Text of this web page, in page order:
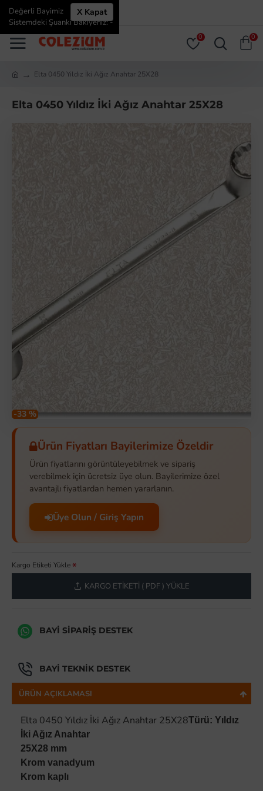
ÜYE GIRIŞI ÜYE OL
0 0
X Kapat
Değerli Bayimiz
Sistemdeki Şuanki Bakiyeniz: -
Elta 0450 Yıldız İki Ağız Anahtar 25X28
Elta 0450 Yıldız İki Ağız Anahtar 25X28
-33 %
Ürün Fiyatları Bayilerimize Özeldir
Ürün fiyatlarını görüntüleyebilmek ve sipariş
verebilmek için ücretsiz üye olun. Bayilerimize özel
avantajlı fiyatlardan hemen yararlanın.
Üye Olun / Giriş Yapın
Kargo Etiketi Yükle
KARGO ETIKETI ( PDF ) YÜKLE
BAYI SIPARIŞ DESTEK
BAYI TEKNIK DESTEK
ÜRÜN AÇIKLAMASI
Elta 0450 Yıldız İki Ağız Anahtar 25X28Türü: Yıldız
İki Ağız Anahtar
25X28 mm
Krom vanadyum
Krom kaplı